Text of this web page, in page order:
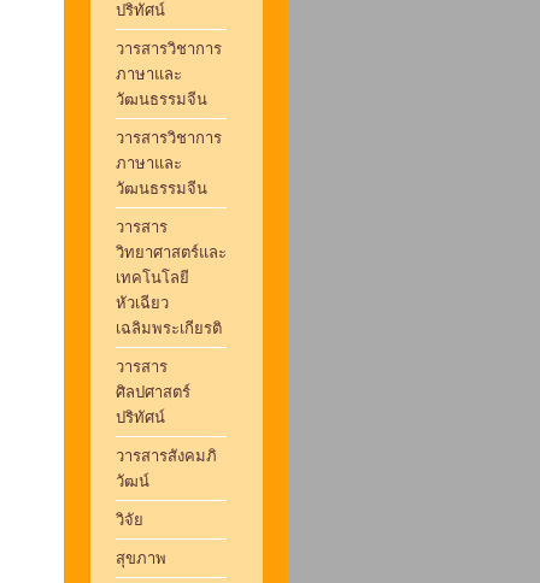
ปริทัศน์
วารสารวิชาการ
ภาษาและ
วัฒนธรรมจีน
วารสารวิชาการ
ภาษาและ
วัฒนธรรมจีน
วารสาร
วิทยาศาสตร์และ
เทคโนโลยี
หัวเฉียว
เฉลิมพระเกียรติ
วารสาร
ศิลปศาสตร์
ปริทัศน์
วารสารสังคมภิ
วัฒน์
วิจัย
สุขภาพ